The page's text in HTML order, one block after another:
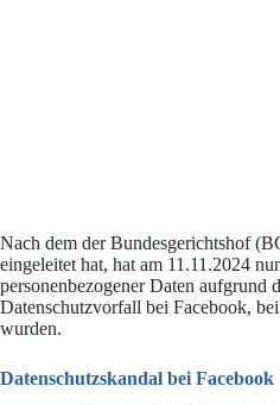
Nach dem der Bundesgerichtshof
eingeleitet hat, hat am 11.11.2024
personenbezogener Daten aufgrund
Datenschutzvorfall bei Facebook,
wurden.
Datenschutzskandal bei Facebook